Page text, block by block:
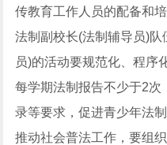
传教育工作人员的配备和
法制副校长(法制辅导员)
员)的活动要规范化、程序
每学期法制报告不少于2
录等要求，促进青少年法
推动社会普法工作，要组